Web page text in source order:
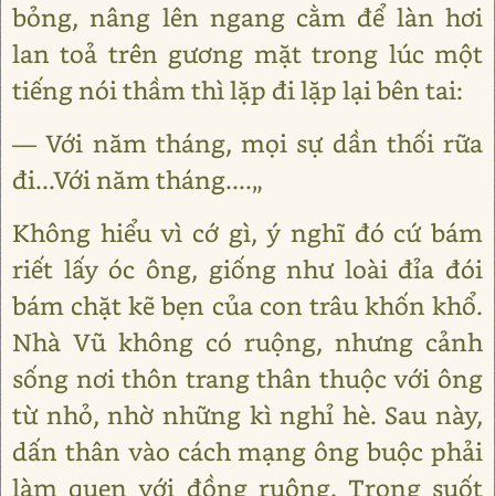
bỏng, nâng lên ngang cằm để làn hơi
lan toả trên gương mặt trong lúc một
tiếng nói thầm thì lặp đi lặp lại bên tai:
― Với năm tháng, mọi sự dần thối rữa
đi...Với năm tháng....„
Không hiểu vì cớ gì, ý nghĩ đó cứ bám
riết lấy óc ông, giống như loài đỉa đói
bám chặt kẽ bẹn của con trâu khốn khổ.
Nhà Vũ không có ruộng, nhưng cảnh
sống nơi thôn trang thân thuộc với ông
từ nhỏ, nhờ những kì nghỉ hè. Sau này,
dấn thân vào cách mạng ông buộc phải
làm quen với đồng ruộng. Trong suốt